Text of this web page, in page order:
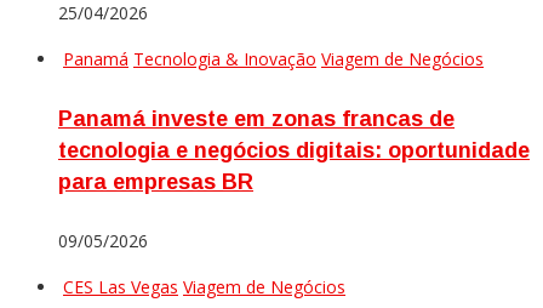
25/04/2026
Panamá Tecnologia & Inovação Viagem de Negócios
Panamá investe em zonas francas de
tecnologia e negócios digitais: oportunidade
para empresas BR
09/05/2026
CES Las Vegas Viagem de Negócios